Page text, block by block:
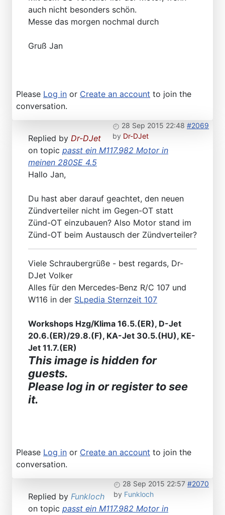
auch nicht besonders schön.
Messe das morgen nochmal durch
Gruß Jan
Please Log in or Create an account to join the
conversation.
28 Sep 2015 22:48 #2069
by Dr-DJet
Replied by Dr-DJet
on topic passt ein M117.982 Motor in
meinen 280SE 4.5
Hallo Jan,
Du hast aber darauf geachtet, den neuen
Zündverteiler nicht im Gegen-OT statt
Zünd-OT einzubauen? Also Motor stand im
Zünd-OT beim Austausch der Zündverteiler?
Viele Schraubergrüße - best regards, Dr-
DJet Volker
Alles für den Mercedes-Benz R/C 107 und
W116 in der SLpedia Sternzeit 107
Workshops Hzg/Klima 16.5.(ER), D-Jet
20.6.(ER)/29.8.(F), KA-Jet 30.5.(HU), KE-
Jet 11.7.(ER)
This image is hidden for
guests.
Please log in or register to see
it.
Please Log in or Create an account to join the
conversation.
28 Sep 2015 22:57 #2070
by Funkloch
Replied by Funkloch
on topic passt ein M117.982 Motor in